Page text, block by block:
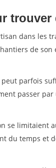
trouver
dans les
de
parfois
passer
se limitaient
du temps et